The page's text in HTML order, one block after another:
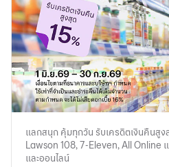
แลกสนุก คุ้มทุกวัน รับเครดิตเงินคืนสูง
Lawson 108, 7-Eleven, All Online
และออนไลน์